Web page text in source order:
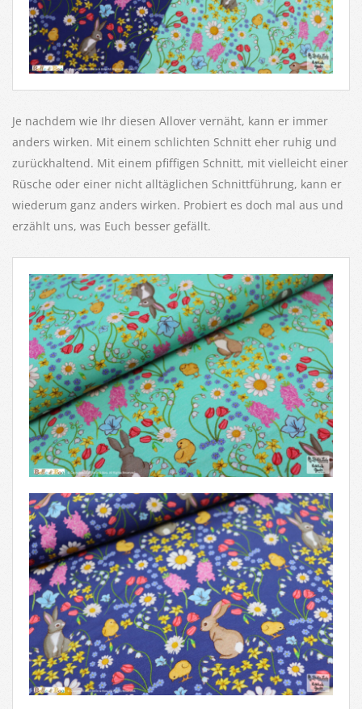
Je nachdem wie Ihr diesen Allover vernäht, kann er immer
anders wirken. Mit einem schlichten Schnitt eher ruhig und
zurückhaltend. Mit einem pfiffigen Schnitt, mit vielleicht einer
Rüsche oder einer nicht alltäglichen Schnittführung, kann er
wiederum ganz anders wirken. Probiert es doch mal aus und
erzählt uns, was Euch besser gefällt.